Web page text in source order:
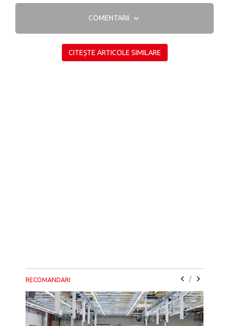
COMENTARII
CITEȘTE ARTICOLE SIMILARE
RECOMANDARI /